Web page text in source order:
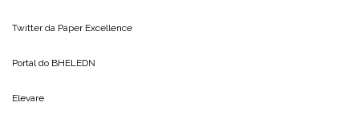
Twitter da Paper Excellence
Portal do BHELEDN
Elevare